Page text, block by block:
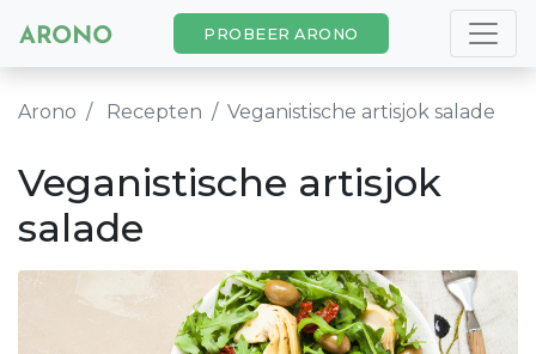
PROBEER ARONO
Arono Recepten Veganistische artisjok salade
Veganistische artisjok
salade